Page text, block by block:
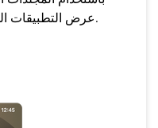
عرض التطبيقات المجمعة والوصول إليها بنقرة واحدة.